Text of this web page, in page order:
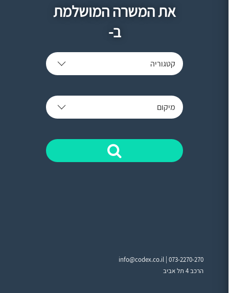
את המשרה המושלמת
ב-
קטגוריה
מיקום
info@codex.co.il |073-2270-270
הרכב 4 תל אביב